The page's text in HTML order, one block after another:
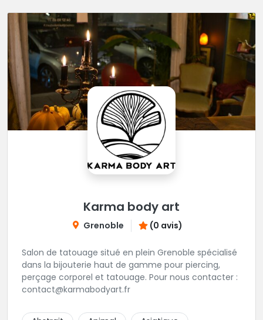
Karma body art
Grenoble (0 avis)
Salon de tatouage situé en plein Grenoble spécialisé
dans la bijouterie haut de gamme pour piercing,
perçage corporel et tatouage. Pour nous contacter :
contact@karmabodyart.fr